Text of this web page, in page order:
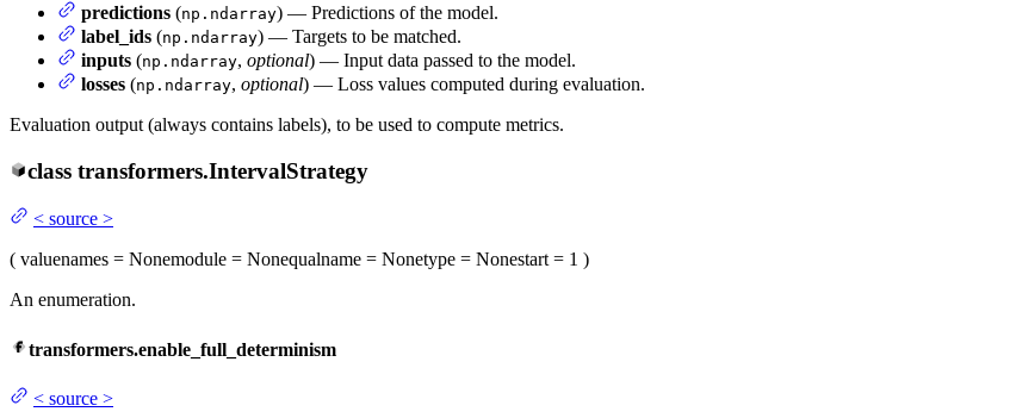
predictions (np.ndarray) — Predictions of the model.
label_ids (np.ndarray) — Targets to be matched.
inputs (np.ndarray, optional) — Input data passed to the model.
losses (np.ndarray, optional) — Loss values computed during evaluation.
Evaluation output (always contains labels), to be used to compute metrics.
class transformers.IntervalStrategy
< source >
( valuenames = Nonemodule = Nonequalname = Nonetype = Nonestart = 1 )
An enumeration.
transformers.enable_full_determinism
< source >